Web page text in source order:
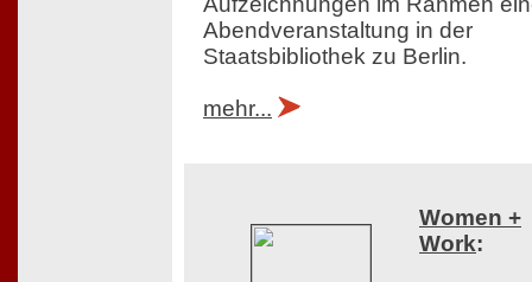
Abendveranstaltung in der
Staatsbibliothek zu Berlin.
mehr...
Women +
Work: